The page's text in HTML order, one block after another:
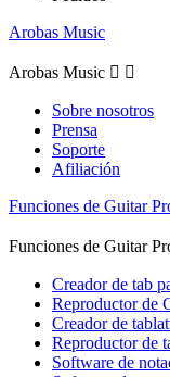
Arobas Music
Arobas Music  
Sobre nosotros
Prensa
Soporte
Afiliación
Funciones de Guitar
Funciones de Guitar
Creador de tab
Reproductor de
Creador de
Reproductor de
Software de